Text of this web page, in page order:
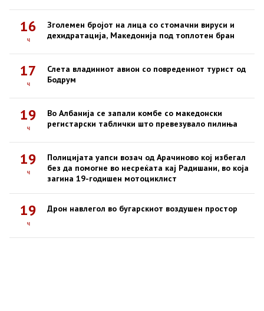
16
ч
Зголемен бројот на лица со стомачни вируси и
дехидратација, Македонија под топлотен бран
17
ч
Слета владиниот авион со повредениот турист од
Бодрум
19
ч
Во Албанија се запали комбе со македонски
регистарски таблички што превезувало пилиња
19
ч
Полицијата уапси возач од Арачиново кој избегал
без да помогне во несреќата кај Радишани, во која
загина 19-годишен мотоциклист
19
ч
Дрон навлегол во бугарскиот воздушен простор